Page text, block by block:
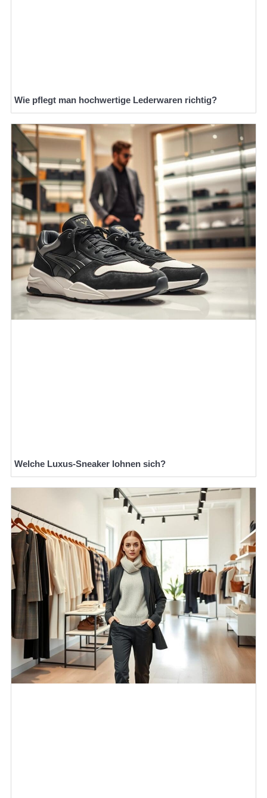
Wie pflegt man hochwertige Lederwaren richtig?
Welche Luxus-Sneaker lohnen sich?